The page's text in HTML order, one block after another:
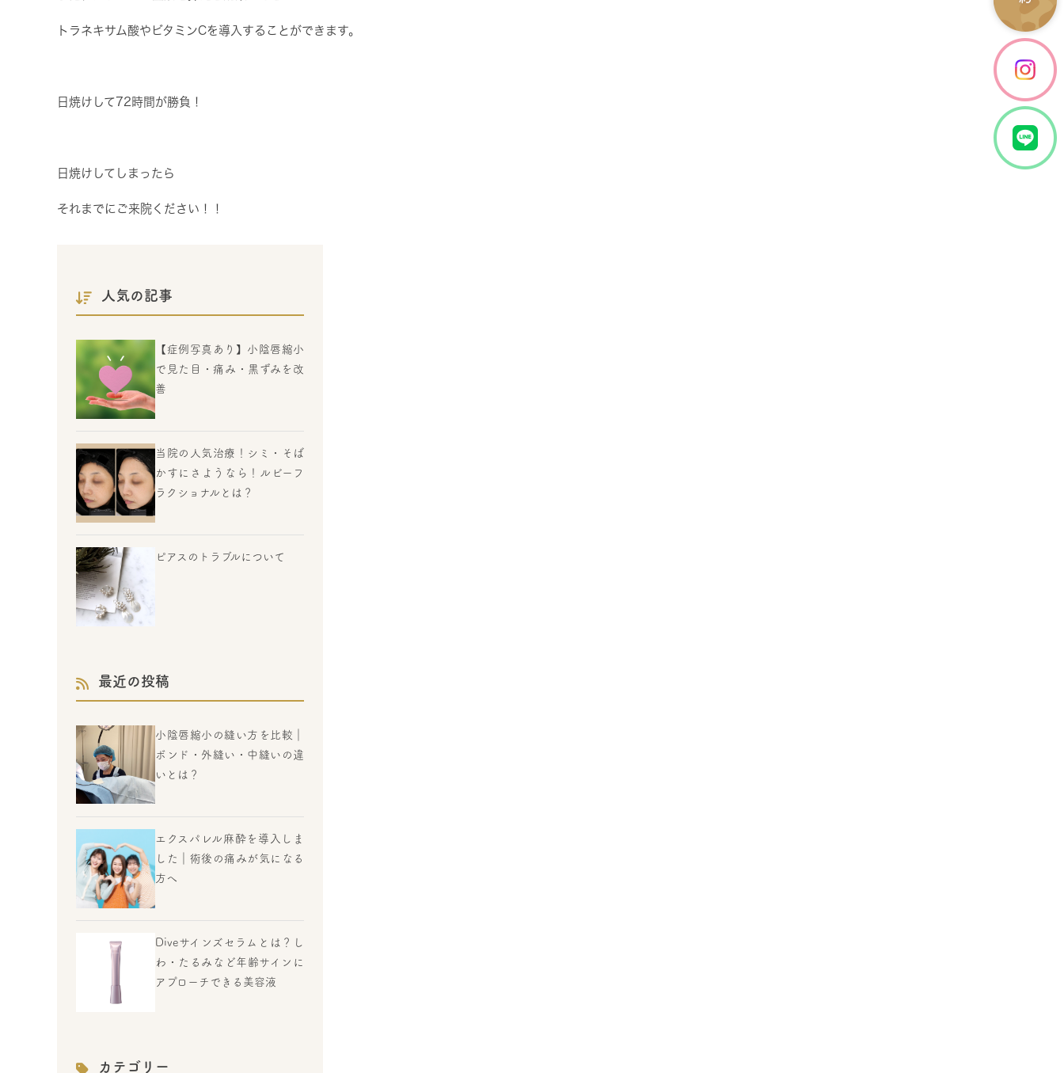
トラネキサム酸やビタミンCを導入することができます。
日焼けして72時間が勝負！
日焼けしてしまったら
それまでにご来院ください！！
人気の記事
【症例写真あり】小陰唇縮小
で見た目・痛み・黒ずみを改
善
当院の人気治療！シミ・そば
かすにさようなら！ルビーフ
ラクショナルとは？
ピアスのトラブルについて
最近の投稿
小陰唇縮小の縫い方を比較｜
ボンド・外縫い・中縫いの違
いとは？
エクスパレル麻酔を導入しま
した｜術後の痛みが気になる
方へ
Diveサインズセラムとは？し
わ・たるみなど年齢サインに
アプローチできる美容液
カテゴリー